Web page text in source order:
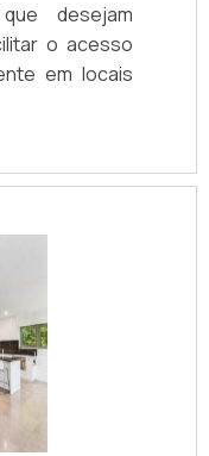
desejam
o acesso
em locais